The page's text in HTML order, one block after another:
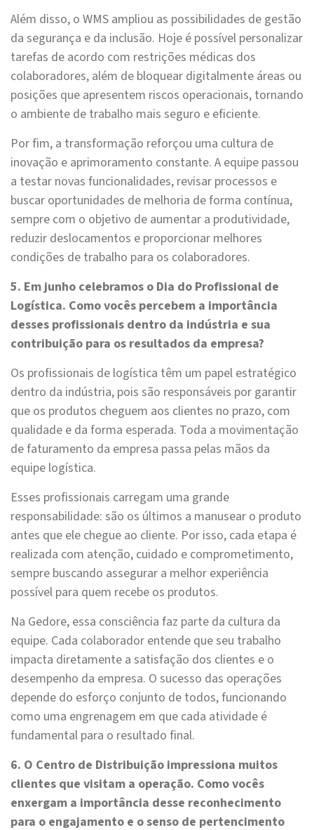
Além disso, o WMS ampliou as possibilidades de gestão
da segurança e da inclusão. Hoje é possível personalizar
tarefas de acordo com restrições médicas dos
colaboradores, além de bloquear digitalmente áreas ou
posições que apresentem riscos operacionais, tornando
o ambiente de trabalho mais seguro e eficiente.
Por fim, a transformação reforçou uma cultura de
inovação e aprimoramento constante. A equipe passou
a testar novas funcionalidades, revisar processos e
buscar oportunidades de melhoria de forma contínua,
sempre com o objetivo de aumentar a produtividade,
reduzir deslocamentos e proporcionar melhores
condições de trabalho para os colaboradores.
5. Em junho celebramos o Dia do Profissional de
Logística. Como vocês percebem a importância
desses profissionais dentro da indústria e sua
contribuição para os resultados da empresa?
Os profissionais de logística têm um papel estratégico
dentro da indústria, pois são responsáveis por garantir
que os produtos cheguem aos clientes no prazo, com
qualidade e da forma esperada. Toda a movimentação
de faturamento da empresa passa pelas mãos da
equipe logística.
Esses profissionais carregam uma grande
responsabilidade: são os últimos a manusear o produto
antes que ele chegue ao cliente. Por isso, cada etapa é
realizada com atenção, cuidado e comprometimento,
sempre buscando assegurar a melhor experiência
possível para quem recebe os produtos.
Na Gedore, essa consciência faz parte da cultura da
equipe. Cada colaborador entende que seu trabalho
impacta diretamente a satisfação dos clientes e o
desempenho da empresa. O sucesso das operações
depende do esforço conjunto de todos, funcionando
como uma engrenagem em que cada atividade é
fundamental para o resultado final.
6. O Centro de Distribuição impressiona muitos
clientes que visitam a operação. Como vocês
enxergam a importância desse reconhecimento
para o engajamento e o senso de pertencimento